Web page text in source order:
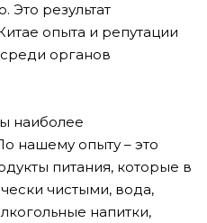
результат
опыта и репутации
органов
наиболее
нашему опыту – это
питания, которые в
чистыми, вода,
напитки,